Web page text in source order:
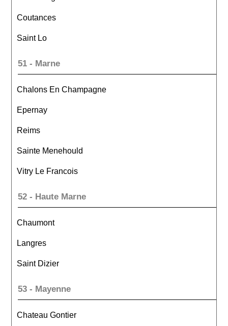
Coutances
Saint Lo
51 - Marne
Chalons En Champagne
Epernay
Reims
Sainte Menehould
Vitry Le Francois
52 - Haute Marne
Chaumont
Langres
Saint Dizier
53 - Mayenne
Chateau Gontier